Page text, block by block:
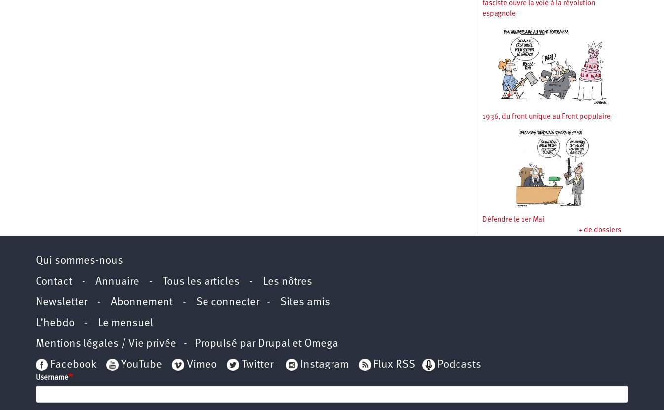
fasciste ouvre la voie à la révolution
espagnole
1936, du front unique au Front populaire
Défendre le 1er Mai
+ de dossiers
Qui sommes-nous
Contact - Annuaire - Tous les articles - Les nôtres
Newsletter- Abonnement - Se connecter- Sites amis
L’hebdo - Le mensuel
Mentions légales / Vie privée - Propulsé par Drupal et Omega
Facebook
YouTube Vimeo Twitter Instagram Flux RSS Podcasts
Username